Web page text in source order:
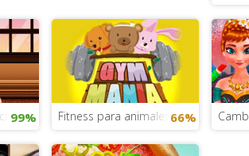
99% Fitness para animales 66%